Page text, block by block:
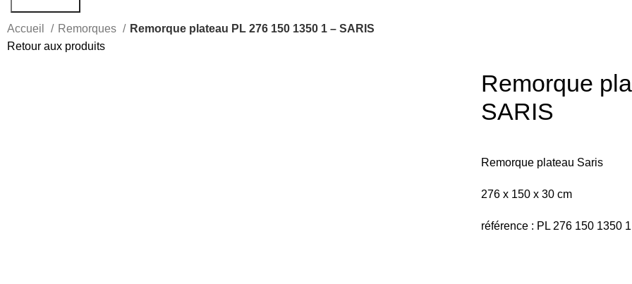
Accueil Remorques
Remorque plateau PL 276 150 1350 1 – SARIS
Retour aux produits
Remorque
SARIS
Remorque plateau Saris
276 x 150 x 30 cm
référence : PL 276 150 1350 1